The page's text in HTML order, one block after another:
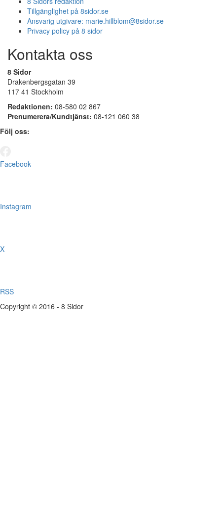
Tillgänglighet på 8sidor.se
Ansvarig utgivare: marie.hillblom@8sidor.se
Privacy policy på 8 sidor
Kontakta oss
8 Sidor
Drakenbergsgatan 39
117 41 Stockholm
Redaktionen: 08-580 02 867
Prenumerera/Kundtjänst: 08-121 060 38
Följ oss:
Facebook
Instagram
X
RSS
Copyright © 2016 - 8 Sidor